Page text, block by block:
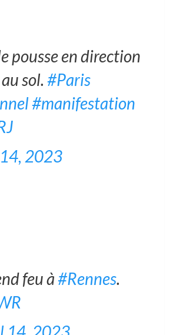
pousse en direction
sol. #Paris
#manifestation
2023
feu à#Rennes.